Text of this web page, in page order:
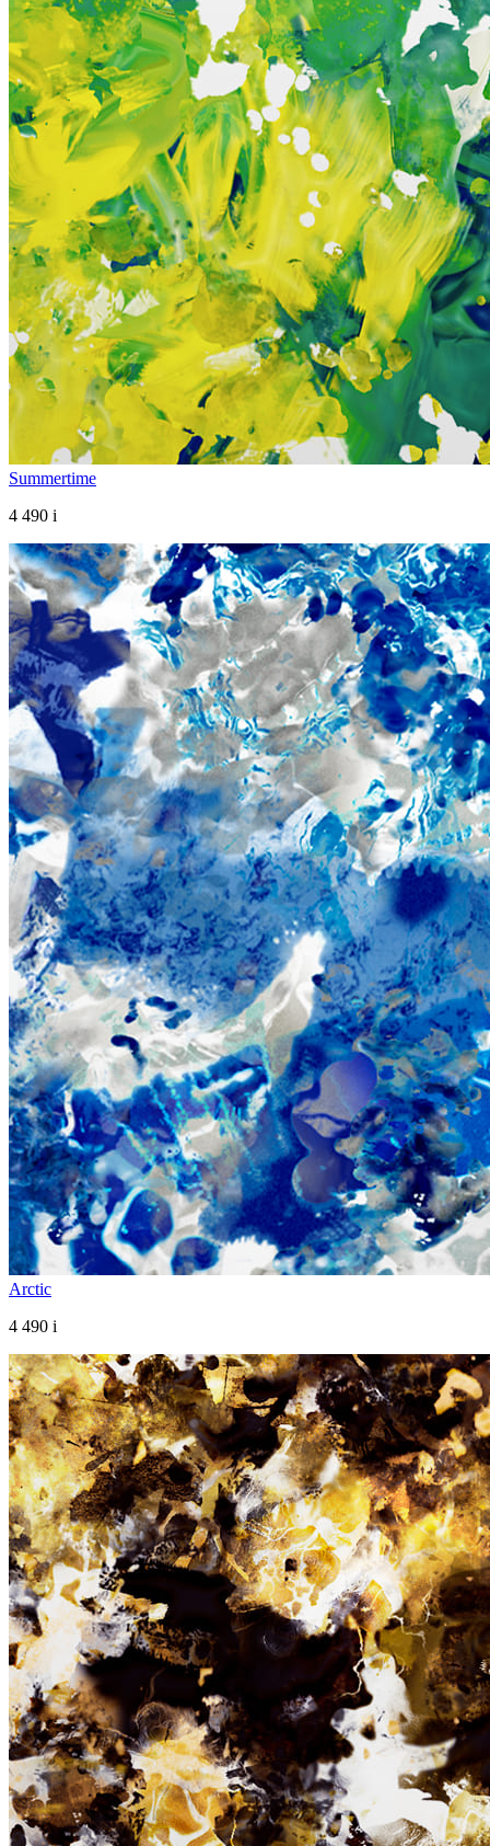
Summertime
4 490 i
Arctic
4 490 i